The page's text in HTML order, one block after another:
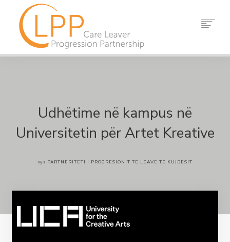
BURIMET
LAJME
Udhëtime në kampus në
Universitetin për Artet Kreative
nga PARTNERITETI I PROGRESIONIT TË LEAVE TË KUJDESIT